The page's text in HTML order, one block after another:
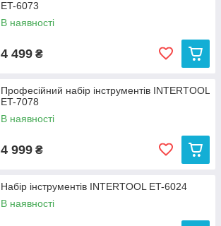
ET-6073
В наявності
4 499 ₴
Професійний набір інструментів INTERTOOL
ET-7078
В наявності
4 999 ₴
Набір інструментів INTERTOOL ET-6024
В наявності